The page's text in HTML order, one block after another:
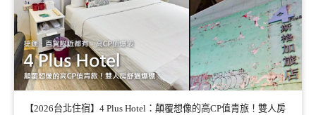
【2026台北住宿】4 Plus Hotel：顛覆想像的高CP值青旅！雙人房